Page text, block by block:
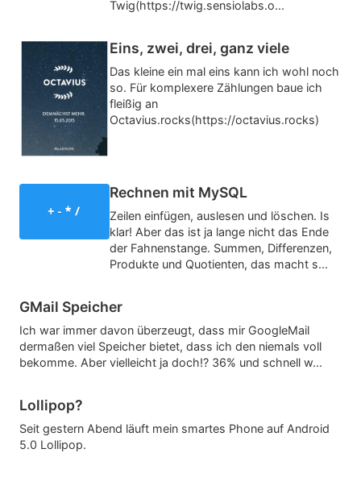
Twig(https://twig.sensiolabs.o...
Eins, zwei, drei, ganz viele
Das kleine ein mal eins kann ich wohl noch
so. Für komplexere Zählungen baue ich
fleißig an
Octavius.rocks(https://octavius.rocks)
Rechnen mit MySQL
Zeilen einfügen, auslesen und löschen. Is
klar! Aber das ist ja lange nicht das Ende
der Fahnenstange. Summen, Differenzen,
Produkte und Quotienten, das macht s...
GMail Speicher
Ich war immer davon überzeugt, dass mir GoogleMail
dermaßen viel Speicher bietet, dass ich den niemals voll
bekomme. Aber vielleicht ja doch!? 36% und schnell w...
Lollipop?
Seit gestern Abend läuft mein smartes Phone auf Android
5.0 Lollipop.